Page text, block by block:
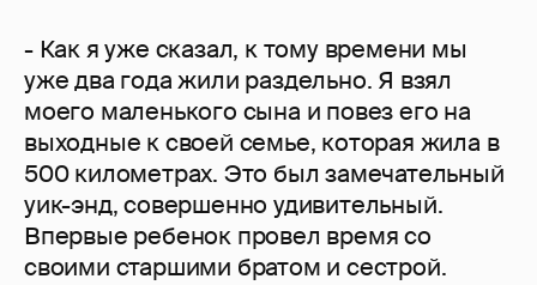
- Как я уже сказал, к тому времени мы
уже два года жили раздельно. Я взял
моего маленького сына и повез его на
выходные к своей семье, которая жила в
500 километрах. Это был замечательный
уик-энд, совершенно удивительный.
Впервые ребенок провел время со
своими старшими братом и сестрой.